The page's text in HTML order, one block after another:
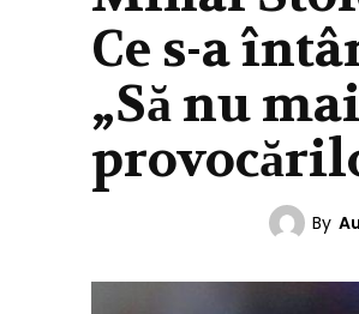
Ce s-a
„Să nu
By